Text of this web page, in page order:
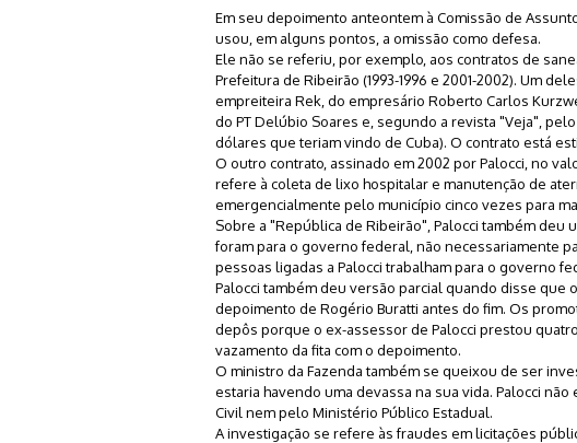
Em seu depoimento anteontem à Comissão de
usou, em alguns pontos, a omissão como defesa.
Ele não se referiu, por exemplo, aos contratos de
Prefeitura de Ribeirão (1993-1996 e 2001-2002). Um
empreiteira Rek, do empresário Roberto Carlos
do PT Delúbio Soares e, segundo a revista "Veja",
dólares que teriam vindo de Cuba). O contrato está
O outro contrato, assinado em 2002 por Palocci, no
refere à coleta de lixo hospitalar e manutenção de
emergencialmente pelo município cinco vezes para
Sobre a "República de Ribeirão", Palocci também
foram para o governo federal, não necessariamente
pessoas ligadas a Palocci trabalham para o governo
Palocci também deu versão parcial quando disse
depoimento de Rogério Buratti antes do fim. Os
depôs porque o ex-assessor de Palocci prestou
vazamento da fita com o depoimento.
O ministro da Fazenda também se queixou de ser
estaria havendo uma devassa na sua vida. Palocci
Civil nem pelo Ministério Público Estadual.
A investigação se refere às fraudes em licitações